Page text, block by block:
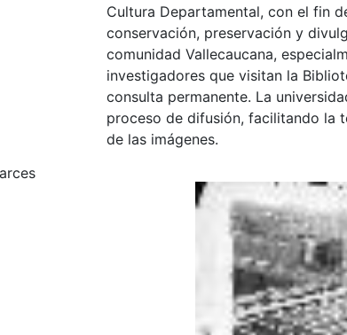
Cultura Departamental, con el fin
conservación, preservación y
comunidad Vallecaucana,
investigadores que visitan la
consulta permanente. La
proceso de difusión, facilitando la
de las imágenes.